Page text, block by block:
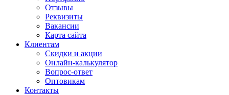
Отзывы
Реквизиты
Вакансии
Карта сайта
Клиентам
Скидки и акции
Онлайн-калькулятор
Вопрос-ответ
Оптовикам
Контакты